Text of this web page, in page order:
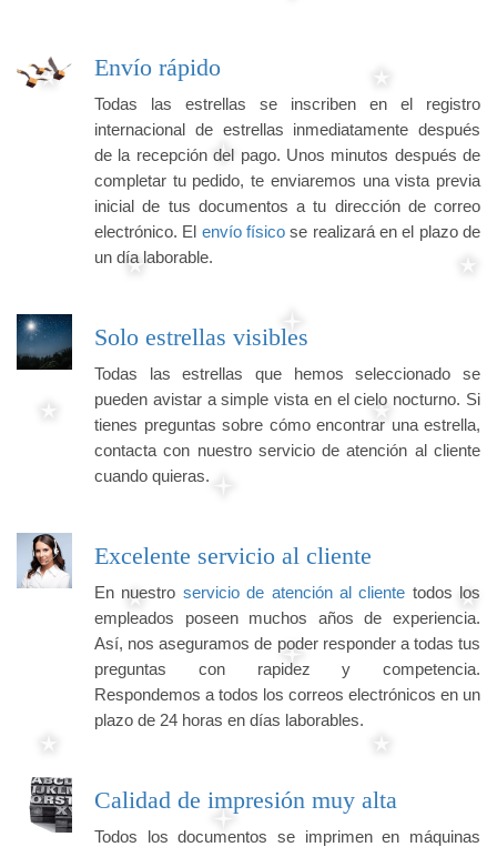
Envío rápido
Todas las estrellas se inscriben en el registro
internacional de estrellas inmediatamente después
de la recepción del pago. Unos minutos después de
completar tu pedido, te enviaremos una vista previa
inicial de tus documentos a tu dirección de correo
electrónico. El envío físico se realizará en el plazo de
un día laborable.
Solo estrellas visibles
Todas las estrellas que hemos seleccionado se
pueden avistar a simple vista en el cielo nocturno. Si
tienes preguntas sobre cómo encontrar una estrella,
contacta con nuestro servicio de atención al cliente
cuando quieras.
Excelente servicio al cliente
En nuestro servicio de atención al cliente todos los
empleados poseen muchos años de experiencia.
Así, nos aseguramos de poder responder a todas tus
preguntas con rapidez y competencia.
Respondemos a todos los correos electrónicos en un
plazo de 24 horas en días laborables.
Calidad de impresión muy alta
Todos los documentos se imprimen en máquinas